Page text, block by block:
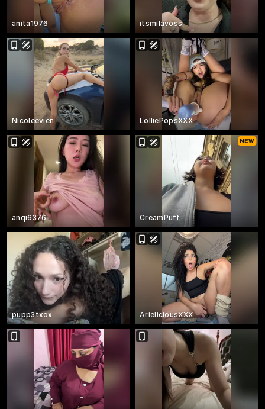
anita1976 itsmilavoss
Nicoleevien LolliePopsXXX
anqi6376 CreamPuff-
pupp3txox ArieliciousXXX